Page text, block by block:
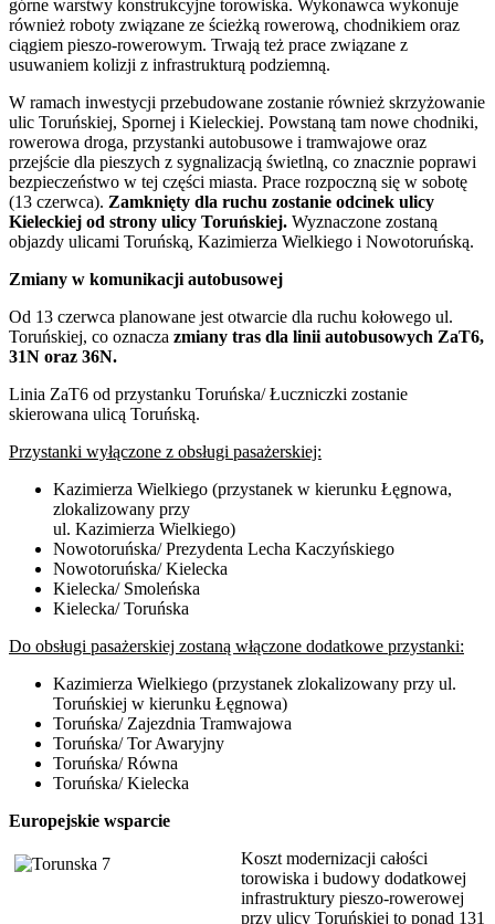
górne warstwy konstrukcyjne torowiska. Wykonawca wykonuje
również roboty związane ze ścieżką rowerową, chodnikiem oraz
ciągiem pieszo-rowerowym. Trwają też prace związane z
usuwaniem kolizji z infrastrukturą podziemną.
W ramach inwestycji przebudowane zostanie również skrzyżowanie
ulic Toruńskiej, Spornej i Kieleckiej. Powstaną tam nowe chodniki,
rowerowa droga, przystanki autobusowe i tramwajowe oraz
przejście dla pieszych z sygnalizacją świetlną, co znacznie poprawi
bezpieczeństwo w tej części miasta. Prace rozpoczną się w sobotę
(13 czerwca). Zamknięty dla ruchu zostanie odcinek ulicy
Kieleckiej od strony ulicy Toruńskiej. Wyznaczone zostaną
objazdy ulicami Toruńską, Kazimierza Wielkiego i Nowotoruńską.
Zmiany w komunikacji autobusowej
Od 13 czerwca planowane jest otwarcie dla ruchu kołowego ul.
Toruńskiej, co oznacza zmiany tras dla linii autobusowych ZaT6,
31N oraz 36N.
Linia ZaT6 od przystanku Toruńska/ Łuczniczki zostanie
skierowana ulicą Toruńską.
Przystanki wyłączone z obsługi pasażerskiej:
Kazimierza Wielkiego (przystanek w kierunku Łęgnowa,
zlokalizowany przy
ul. Kazimierza Wielkiego)
Nowotoruńska/ Prezydenta Lecha Kaczyńskiego
Nowotoruńska/ Kielecka
Kielecka/ Smoleńska
Kielecka/ Toruńska
Do obsługi pasażerskiej zostaną włączone dodatkowe przystanki:
Kazimierza Wielkiego (przystanek zlokalizowany przy ul.
Toruńskiej w kierunku Łęgnowa)
Toruńska/ Zajezdnia Tramwajowa
Toruńska/ Tor Awaryjny
Toruńska/ Równa
Toruńska/ Kielecka
Europejskie wsparcie
Koszt modernizacji całości
torowiska i budowy dodatkowej
infrastruktury pieszo-rowerowej
przy ulicy Toruńskiej to ponad 131